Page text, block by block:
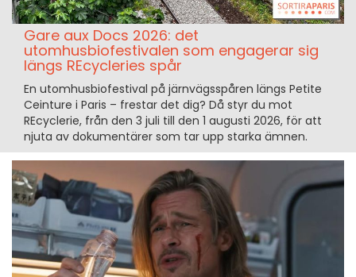
Gare aux Docs 2026: det
utomhusbiofestivalen som engagerar sig
längs REcycleries spår
En utomhusbiofestival på järnvägsspåren längs Petite
Ceinture i Paris – frestar det dig? Då styr du mot
REcyclerie, från den 3 juli till den 1 augusti 2026, för att
njuta av dokumentärer som tar upp starka ämnen.